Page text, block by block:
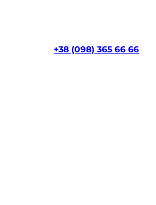
+38 (098) 365 66 66